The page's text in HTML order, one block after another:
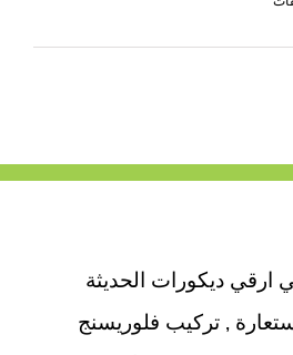
صبغ
رخيص
ديكورات الحديثة
, تركيب فلوريسنج